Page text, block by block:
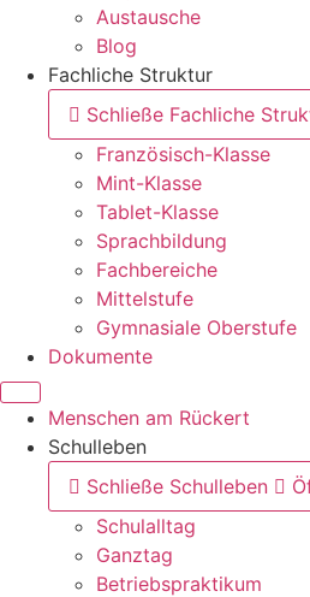
Austausche
Blog
Fachliche Struktur
Schließe Fachliche
Französisch-Klasse
Mint-Klasse
Tablet-Klasse
Sprachbildung
Fachbereiche
Mittelstufe
Gymnasiale Oberstufe
Dokumente
Menschen am Rückert
Schulleben
Schließe Schulleben
Schulalltag
Ganztag
Betriebspraktikum